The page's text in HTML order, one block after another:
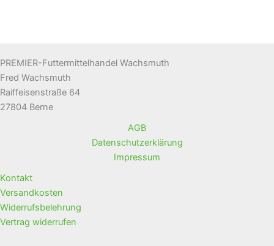
PREMIER-Futtermittelhandel Wachsmuth
Fred Wachsmuth
Raiffeisenstraße 64
27804 Berne
AGB
Datenschutzerklärung
Impressum
Kontakt
Versandkosten
Widerrufsbelehrung
Vertrag widerrufen